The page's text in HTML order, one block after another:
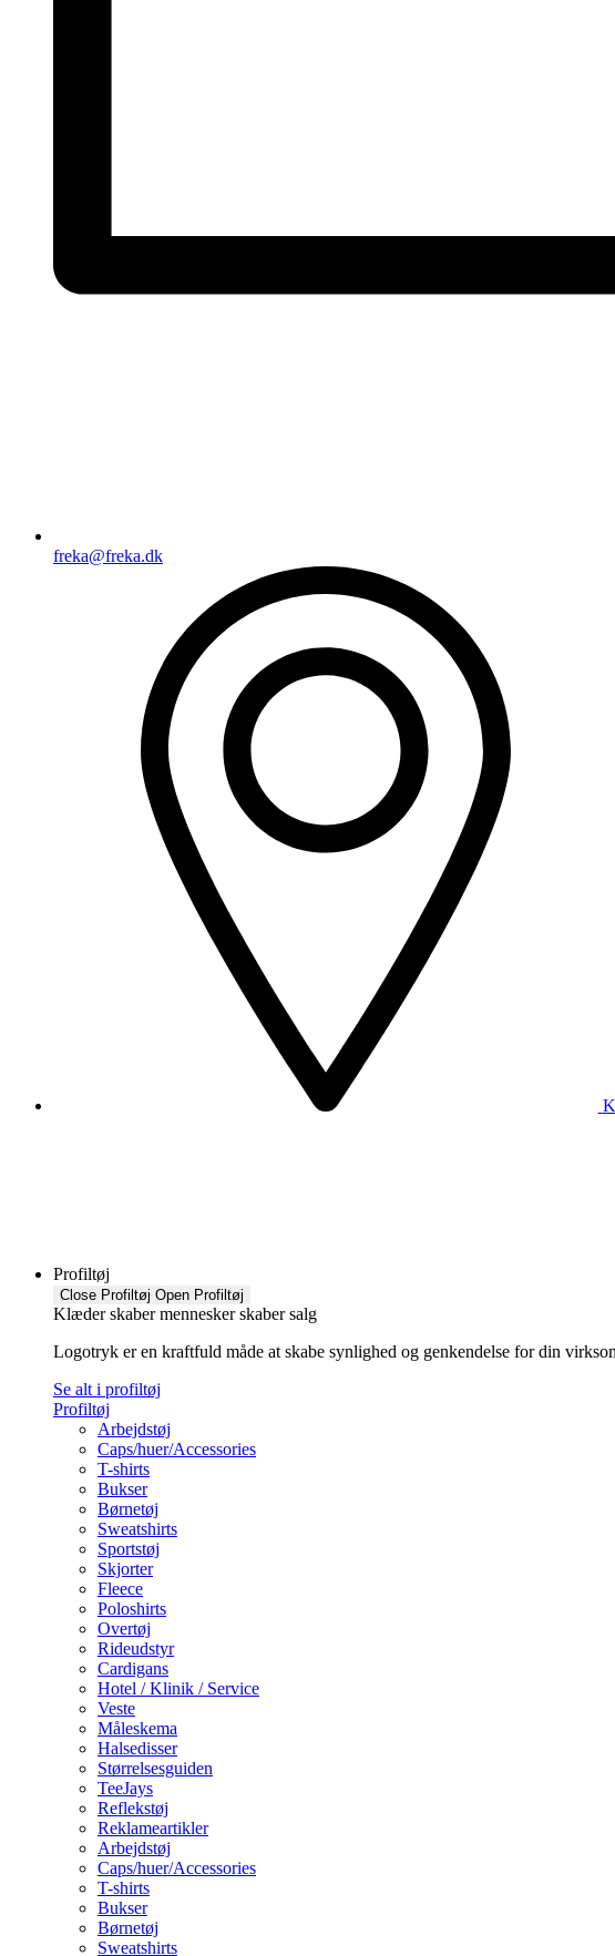
freka@freka.dk
Profiltøj
Close Profiltøj Open Profiltøj
Klæder skaber mennesker skaber salg
Logotryk er en kraftfuld måde at skabe synlighed og genkendelse for din
Se alt i profiltøj
Profiltøj
Arbejdstøj
Caps/huer/Accessories
T-shirts
Bukser
Børnetøj
Sweatshirts
Sportstøj
Skjorter
Fleece
Poloshirts
Overtøj
Rideudstyr
Cardigans
Hotel / Klinik / Service
Veste
Måleskema
Halsedisser
Størrelsesguiden
TeeJays
Reflekstøj
Reklameartikler
Arbejdstøj
Caps/huer/Accessories
T-shirts
Bukser
Børnetøj
Sweatshirts